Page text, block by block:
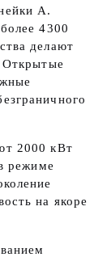
A.
4300
делают
Открытые
2000 кВт
режиме
на якоре